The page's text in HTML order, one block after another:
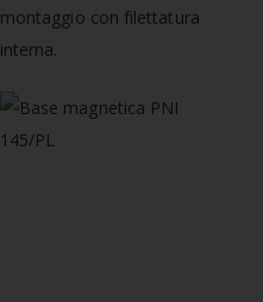
montaggio con filettatura
interna.